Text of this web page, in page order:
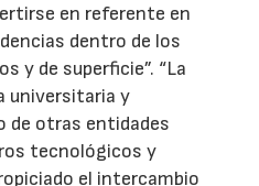
en referente en
dentro de los
y de superficie”. “La
universitaria y
de otras entidades
tecnológicos y
el intercambio